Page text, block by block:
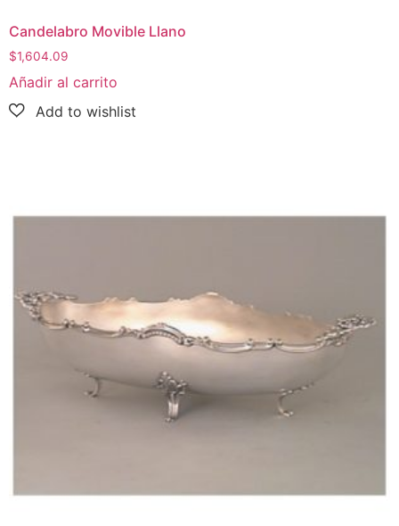
Candelabro Movible Llano
$1,604.09
Añadir al carrito